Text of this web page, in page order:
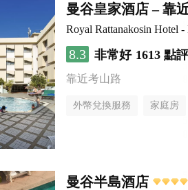
曼谷皇家酒店 – 靠
Royal Rattanakosin Hotel
8.3 非常好 1613 點評
靠近考山路
外幣兌換服務 家庭房
曼谷半島酒店